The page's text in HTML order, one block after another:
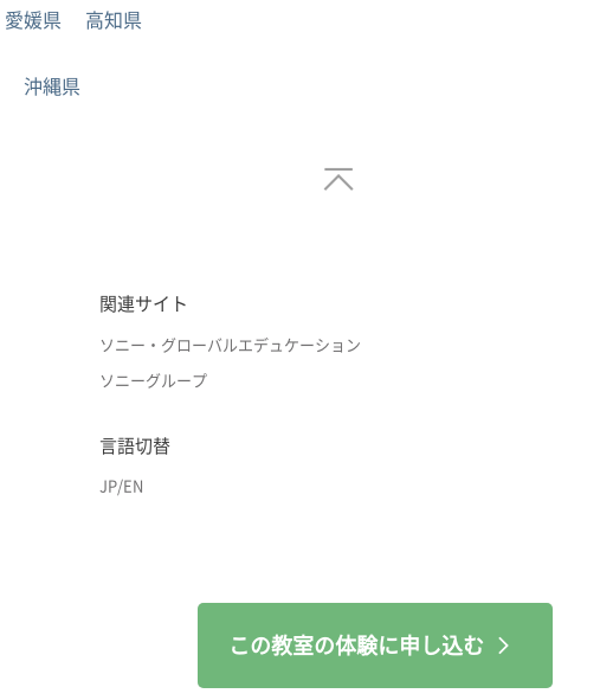
この教室の体験に申し込む
愛媛県 高知県
沖縄県
関連サイト
ソニー・グローバルエデュケーション
ソニーグループ
言語切替
JP/EN